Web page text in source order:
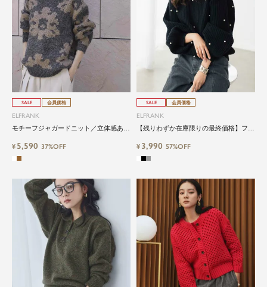
SALE 会員価格
ELFRANK
モチーフジャガードニット／立体感ある
¥5,590 37%OFF
SALE 会員価格
ELFRANK
【残りわずか在庫限りの最終価格】フェ
バー Washable
¥ 3,990 57%OFF